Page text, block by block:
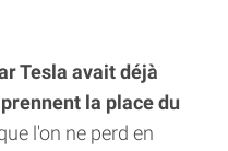
Tesla avait déjà
la place du
l'on ne perd en